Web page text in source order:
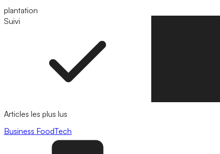
plantation
Suivi
Articles les plus lus
Business FoodTech